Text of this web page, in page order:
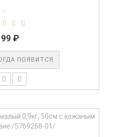
₽
ПОЯВИТСЯ